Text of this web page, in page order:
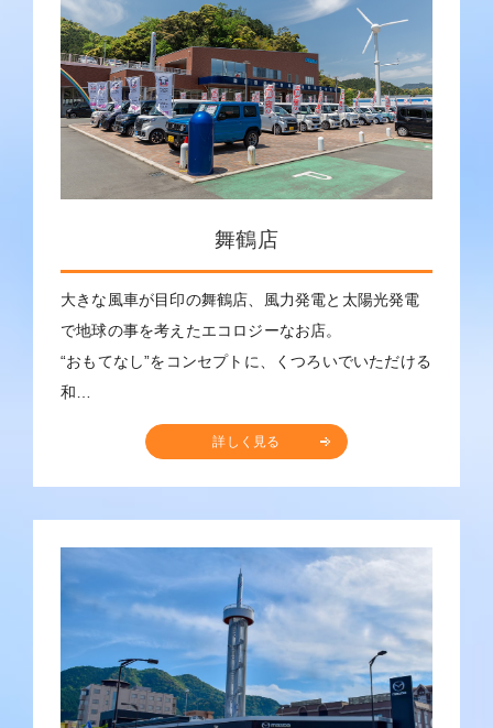
舞鶴店
大きな風車が目印の舞鶴店、風力発電と太陽光発電
で地球の事を考えたエコロジーなお店。
“おもてなし”をコンセプトに、くつろいでいただける
和…
詳しく見る